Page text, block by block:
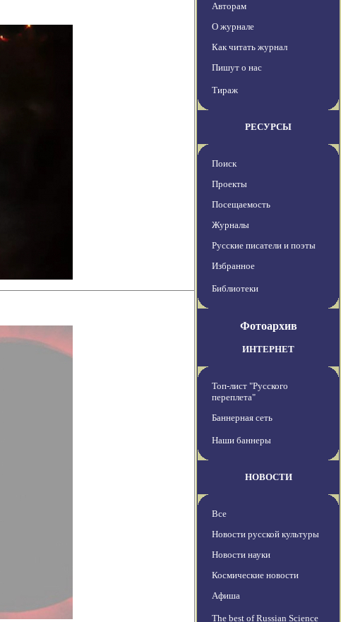
Авторам
О журнале
Как читать журнал
Пишут о нас
Тираж
РЕСУРСЫ
Поиск
Проекты
Посещаемость
Журналы
Русские писатели и поэты
Избранное
Библиотеки
Фотоархив
ИНТЕРНЕТ
Топ-лист "Русского
переплета"
Баннерная сеть
Наши баннеры
НОВОСТИ
Все
Новости русской культуры
Новости науки
Космические новости
Афиша
The best of Russian Science